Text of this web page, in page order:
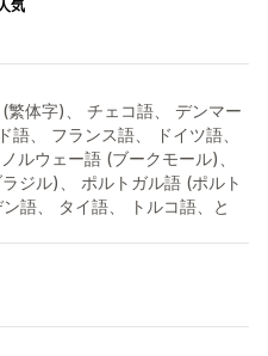
気
体字)、 チェコ語、 デンマー
、 フランス語、 ドイツ語、
ルウェー語 (ブークモール)、
ジル)、 ポルトガル語 (ポルト
語、 タイ語、 トルコ語、と